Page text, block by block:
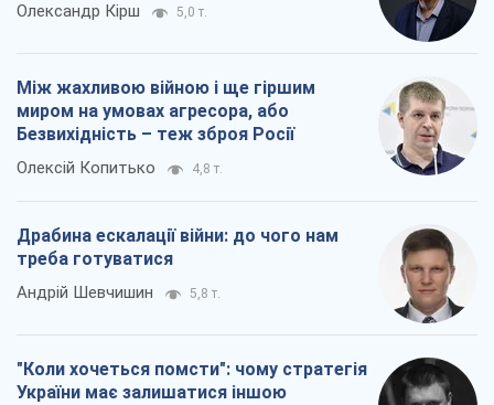
Олександр Кірш 5,0 т.
Між жахливою війною і ще гіршим
миром на умовах агресора, або
Безвихідність – теж зброя Росії
Олексій Копитько 4,8 т.
Драбина ескалації війни: до чого нам
треба готуватися
Андрій Шевчишин 5,8 т.
"Коли хочеться помсти": чому стратегія
України має залишатися іншою